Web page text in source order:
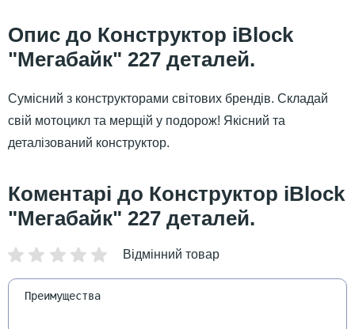
Конструктор iBlock
"Мегабайк" 227 деталей.
Сумісний з конструкторами світових брендів. Складай
свій мотоцикл та мерщій у подорож! Якісний та
деталізований конструктор.
Конструктор iBlock
"Мегабайк" 227 деталей.